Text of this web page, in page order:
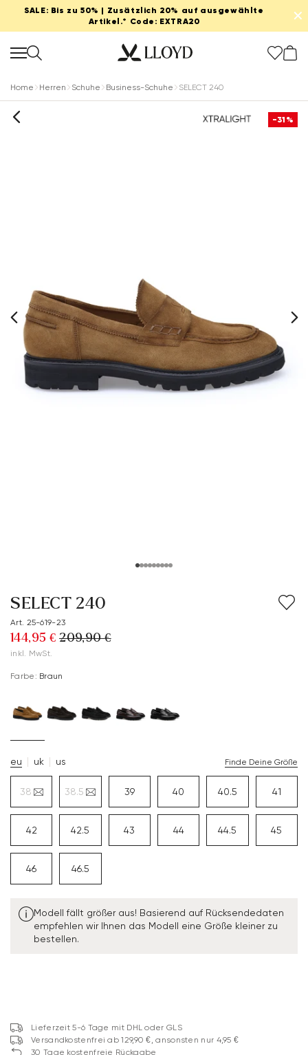
SALE: Bis zu 50% | Zusätzlich 20% auf ausgewählte
Artikel.* Code: EXTRA20
✕
Home Herren Schuhe Business-Schuhe SELECT 240
-31%
SELECT 240
Art. 25-619-23
144,95 € 209,90 €
inkl. MwSt.
Farbe: Braun
eu uk us Finde Deine Größe
38 38.5 39 40 40.5 41
42 42.5 43 44 44.5 45
46 46.5
Modell fällt größer aus! Basierend auf Rücksendedaten
empfehlen wir Ihnen das Modell eine Größe kleiner zu
bestellen.
Lieferzeit 5-6 Tage mit DHL oder GLS
Versandkostenfrei ab 129,90 €, ansonsten nur 4,95 €
30 Tage kostenfreie Rückgabe